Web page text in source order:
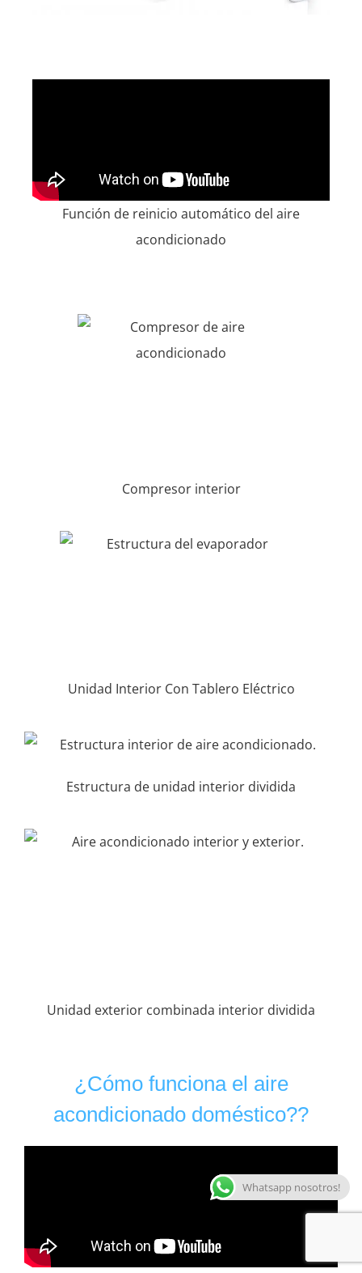
Función de reinicio automático del aire
acondicionado
Compresor interior
Unidad Interior Con Tablero Eléctrico
Estructura de unidad interior dividida
Unidad exterior combinada interior dividida
¿Cómo funciona el aire
acondicionado doméstico??
Whatsapp nosotros!